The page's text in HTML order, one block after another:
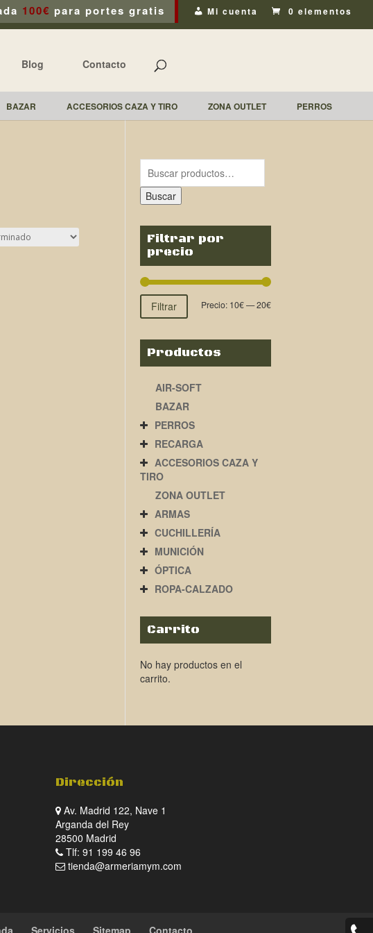
100€ para portes gratis Mi cuenta 0 elementos
Blog Contacto
BAZAR ACCESORIOS CAZA Y TIRO ZONA OUTLET PERROS
Buscar
Filtrar por
precio
Filtrar Precio: 10€—20€
Productos
AIR-SOFT
BAZAR
PERROS
RECARGA
ACCESORIOS CAZA Y
TIRO
ZONA OUTLET
ARMAS
CUCHILLERÍA
MUNICIÓN
ÓPTICA
ROPA-CALZADO
Carrito
No hay productos en el
carrito.
Dirección
Av. Madrid 122, Nave 1
Arganda del Rey
28500 Madrid
Tlf: 91 199 46 96
tienda@armeriamym.com